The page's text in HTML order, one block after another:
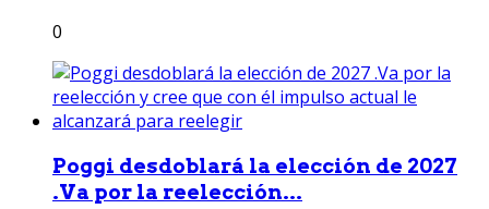
0
Poggi desdoblará la elección de 2027
.Va por la reelección...